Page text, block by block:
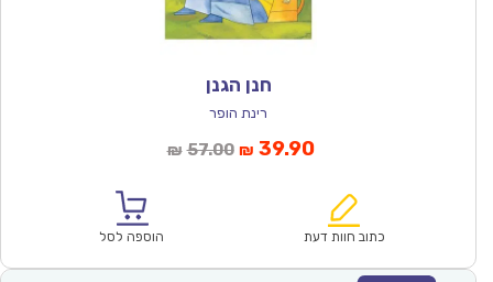
חנן הגנן
רינת הופר
₪ 57.00המחיר
₪57.00.
₪ 39.90המחיר
הוא:
כתוב חוות דעת הוספה לסל